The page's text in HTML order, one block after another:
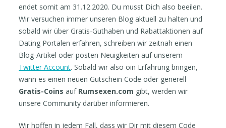
endet somit am 31.12.2020. Du musst Dich also beeilen.
Wir versuchen immer unseren Blog aktuell zu halten und
sobald wir über Gratis-Guthaben und Rabattaktionen auf
Dating Portalen erfahren, schreiben wir zeitnah einen
Blog-Artikel oder posten Neuigkeiten auf unserem
Twitter Account. Sobald wir also oin Erfahrung bringen,
wann es einen neuen Gutschein Code oder generell
Gratis-Coins auf Rumsexen.com gibt, werden wir
unsere Community darüber informieren.
Wir hoffen in jedem Fall, dass wir Dir mit diesem Code